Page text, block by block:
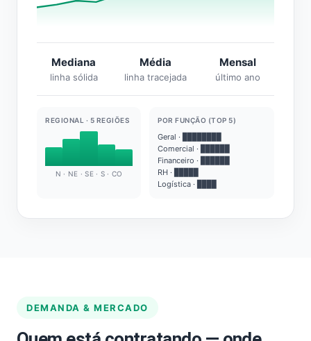
Mediana
linha sólida
Média
linha tracejada
Mensal
último ano
REGIONAL · 5 REGIÕES
N · NE · SE · S · CO
POR FUNÇÃO (TOP 5)
Geral · ████████
Comercial · ██████
Financeiro · ██████
RH · █████
Logística · ████
DEMANDA & MERCADO